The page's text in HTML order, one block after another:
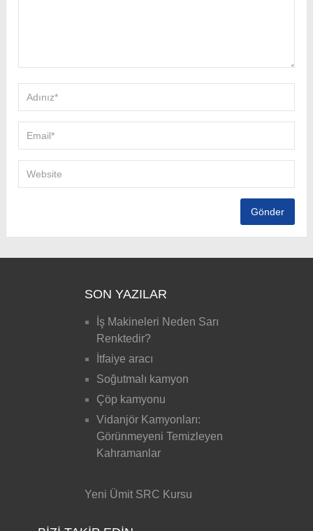
SON YAZILAR
İş Makineleri Neden Sarı
Renktedir?
İtfaiye aracı
Soğutmalı kamyon
Çöp kamyonu
Vidanjör Kamyonları:
Görünmeyeni Temizleyen
Kahramanlar
Yeni Ümit SRC Kursu